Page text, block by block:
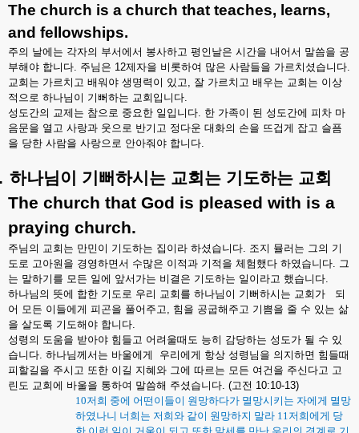
The church is a church that teaches, learns,
and fellowships.
주의 날에는 각자의 부서에서 봉사하고 평인날은 시간을 내어서 말씀을 공
부해야 합니다. 주님은 12제자을 비롯하여 많은 사람들을 가르치셨습니다.
교회는 가르치고 배워야 생명력이 있고, 잘 가르치고 배우는 교회는 이상
적으로 하나님이 기뻐하는 교회입니다.
성도간의 교제는 참으로 중요한 일입니다. 한 가족이 된 성도간에 피차 마
음문을 열고 사랑과 웃으로 반기고 정다운 대화의 손을 뜨겁게 잡고 슬픔
을 당한 사람을 사랑으로 안아줘야 합니다.
하나님이 기뻐하시는 교회는 기도하는 교회
The church that God is pleased with is a
praying church.
주님의 교회는 만민이 기도하는 집이라 하셨습니다. 조지 뮬러는 그의 기
도로 고아원을 경영하면서 수많은 이적과 기적을 체험했다 하였습니다. 그
는 말하기를 모든 일에 앞서가는 비결은 기도하는 일이라고 했습니다.
하나님의 뜻에 합한 기도로 우리 교회를 하나님이 기뻐하시는 교회가
되
어 모든 이들에게 피곤을 풀어주고, 힘을 공굽해주고 기쁨을 줄 수 있는 삶
을 살도록 기도해야 합니다.
성령의 도움을 받아야 힘들고 어려울때도 능히 감당하는 성도가 될 수 있
습니다. 하나님께서는 바울에게 우리에게 항상 성령님을 의지하면 힘들때
피할길을 주시고 또한 이길 지혜와 그에 따르는 모든 여건을 주신다고 고
린도 교회에 바울을 통하여 말씀해 주셨습니다. (고전 10:10-13)
10저희 중에 어떤이들이 원망하다가 멸망시키는 자에게 멸망
하였나니 너희는 저희와 같이 원망하지 말라 11저희에게 당